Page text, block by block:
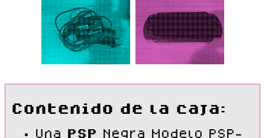
Contenido de la caja:
Una PSP
Negra Modelo PSP-